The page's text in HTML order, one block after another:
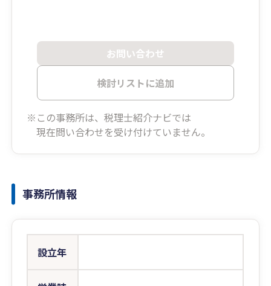
お問い合わせ
検討リストに追加
※この事務所は、税理士紹介ナビでは
現在問い合わせを受け付けていません。
事務所情報
設立年